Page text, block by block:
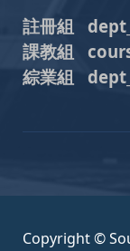
註冊組
課教組
綜業組
Copyright ©